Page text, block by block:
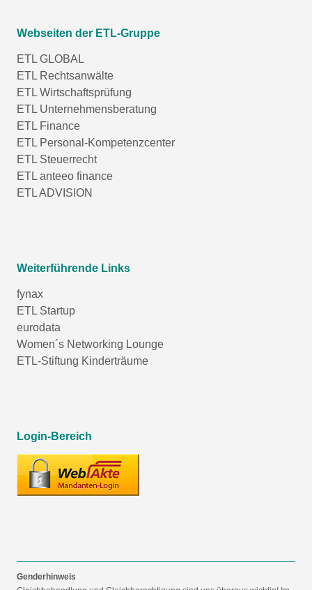
Webseiten der ETL-Gruppe
ETL GLOBAL
ETL Rechtsanwälte
ETL Wirtschaftsprüfung
ETL Unternehmensberatung
ETL Finance
ETL Personal-Kompetenzcenter
ETL Steuerrecht
ETL anteeo finance
ETL ADVISION
Weiterführende Links
fynax
ETL Startup
eurodata
Women´s Networking Lounge
ETL-Stiftung Kinderträume
Login-Bereich
Genderhinweis